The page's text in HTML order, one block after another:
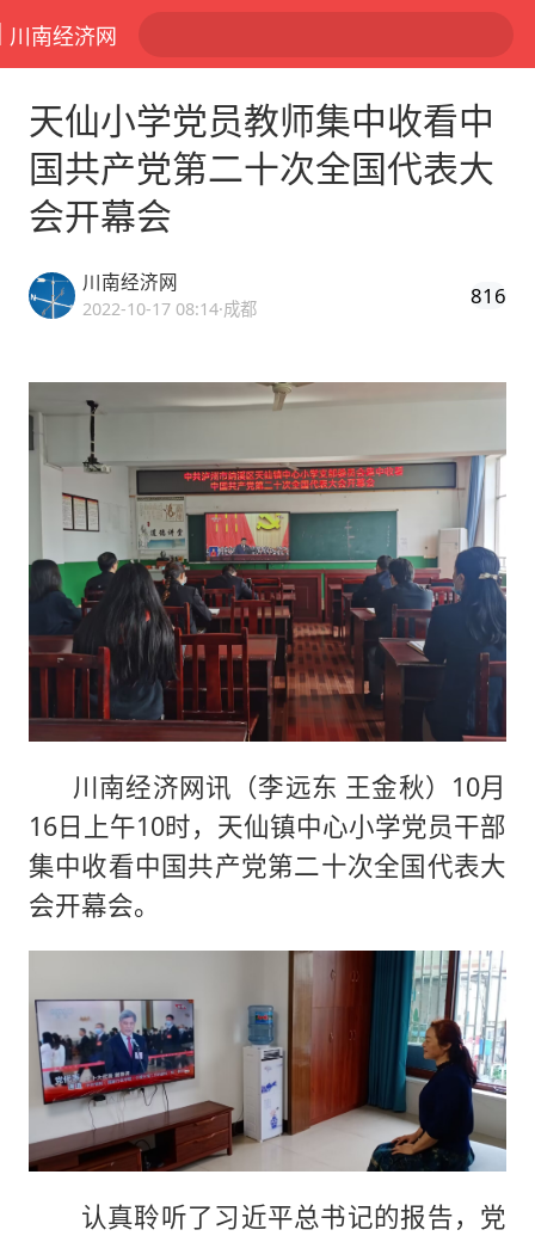
川南经济网
天仙小学党员教师集中收看中
国共产党第二十次全国代表大
会开幕会
川南经济网
2022-10-17 08:14·成都 816
川南经济网讯（李远东 王金秋）10月
16日上午10时，天仙镇中心小学党员干部
集中收看中国共产党第二十次全国代表大
会开幕会。
认真聆听了习近平总书记的报告，党